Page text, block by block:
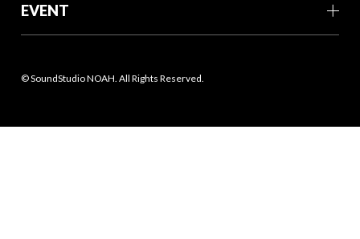
EVENT
© SoundStudio NOAH. All Rights Reserved.